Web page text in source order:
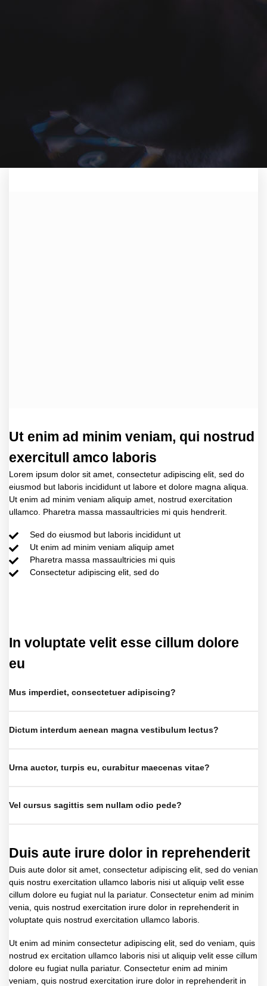
Ut enim ad minim veniam, qui nostrud
exercitull amco laboris
Lorem ipsum dolor sit amet, consectetur adipiscing elit, sed do
eiusmod but laboris incididunt ut labore et dolore magna aliqua.
Ut enim ad minim veniam aliquip amet, nostrud exercitation
ullamco. Pharetra massa massaultricies mi quis hendrerit.
Sed do eiusmod but laboris incididunt ut
Ut enim ad minim veniam aliquip amet
Pharetra massa massaultricies mi quis
Consectetur adipiscing elit, sed do
In voluptate velit esse cillum dolore
eu
Mus imperdiet, consectetuer adipiscing?
Dictum interdum aenean magna vestibulum lectus?
Urna auctor, turpis eu, curabitur maecenas vitae?
Vel cursus sagittis sem nullam odio pede?
Duis aute irure dolor in reprehenderit
Duis aute dolor sit amet, consectetur adipiscing elit, sed do venian
quis nostru exercitation ullamco laboris nisi ut aliquip velit esse
cillum dolore eu fugiat nul la pariatur. Consectetur enim ad minim
venia, quis nostrud exercitation irure dolor in reprehenderit in
voluptate quis nostrud exercitation ullamco laboris.
Ut enim ad minim consectetur adipiscing elit, sed do veniam, quis
nostrud ex ercitation ullamco laboris nisi ut aliquip velit esse cillum
dolore eu fugiat nulla pariatur. Consectetur enim ad minim
veniam, quis nostrud exercitation irure dolor in reprehenderit in